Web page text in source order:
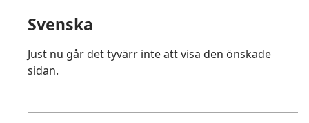
Svenska
Just nu går det tyvärr inte att visa den önskade
sidan.